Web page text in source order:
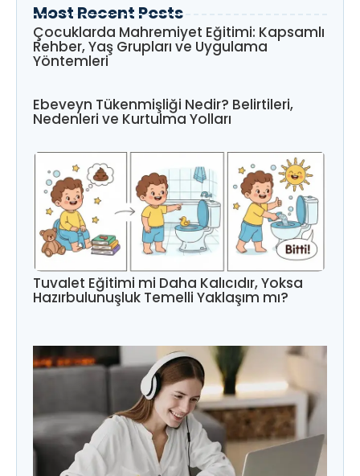
Most Recent Posts
Çocuklarda Mahremiyet Eğitimi: Kapsamlı
Rehber, Yaş Grupları ve Uygulama
Yöntemleri
Ebeveyn Tükenmişliği Nedir? Belirtileri,
Nedenleri ve Kurtulma Yolları
Tuvalet Eğitimi mi Daha Kalıcıdır, Yoksa
Hazırbulunuşluk Temelli Yaklaşım mı?